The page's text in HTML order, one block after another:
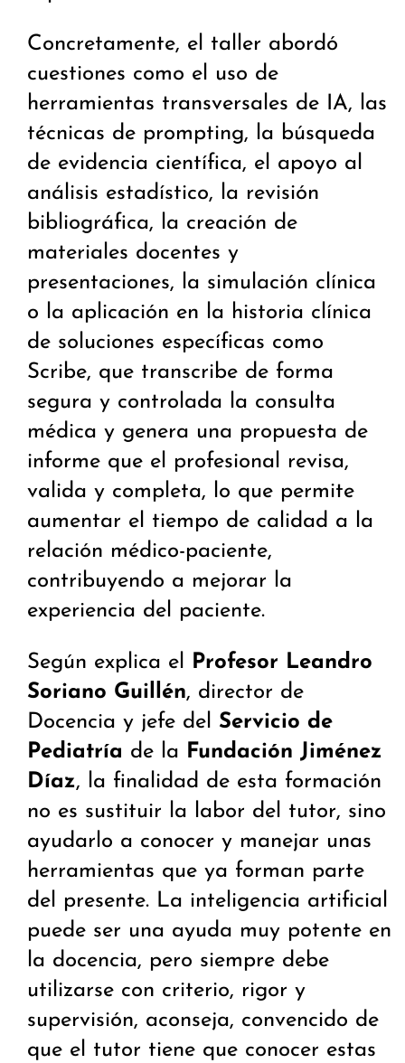
Concretamente, el taller abordó
cuestiones como el uso de
herramientas transversales de IA, las
técnicas de prompting, la búsqueda
de evidencia científica, el apoyo al
análisis estadístico, la revisión
bibliográfica, la creación de
materiales docentes y
presentaciones, la simulación clínica
o la aplicación en la historia clínica
de soluciones específicas como
Scribe, que transcribe de forma
segura y controlada la consulta
médica y genera una propuesta de
informe que el profesional revisa,
valida y completa, lo que permite
aumentar el tiempo de calidad a la
relación médico-paciente,
contribuyendo a mejorar la
experiencia del paciente.
Según explica el Profesor Leandro
Soriano Guillén, director de
Docencia y jefe del Servicio de
Pediatría de la Fundación Jiménez
Díaz, la finalidad de esta formación
no es sustituir la labor del tutor, sino
ayudarlo a conocer y manejar unas
herramientas que ya forman parte
del presente. La inteligencia artificial
puede ser una ayuda muy potente en
la docencia, pero siempre debe
utilizarse con criterio, rigor y
supervisión, aconseja, convencido de
que el tutor tiene que conocer estas